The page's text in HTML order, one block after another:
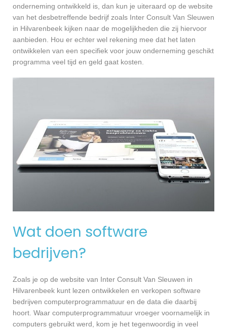
onderneming ontwikkeld is, dan kun je uiteraard op de website
van het desbetreffende bedrijf zoals Inter Consult Van Sleuwen
in Hilvarenbeek kijken naar de mogelijkheden die zij hiervoor
aanbieden. Hou er echter wel rekening mee dat het laten
ontwikkelen van een specifiek voor jouw onderneming geschikt
programma veel tijd en geld gaat kosten.
Wat doen software
bedrijven?
Zoals je op de website van Inter Consult Van Sleuwen in
Hilvarenbeek kunt lezen ontwikkelen en verkopen software
bedrijven computerprogrammatuur en de data die daarbij
hoort. Waar computerprogrammatuur vroeger voornamelijk in
computers gebruikt werd, kom je het tegenwoordig in veel